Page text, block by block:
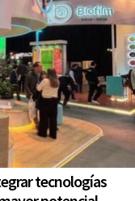
tecnologías